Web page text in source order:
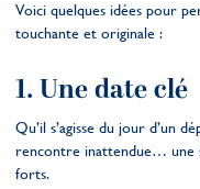
Voici quelques idées pour
touchante et originale :
1. Une date clé
Qu’il s’agisse du jour d’un
rencontre inattendue… une
forts.